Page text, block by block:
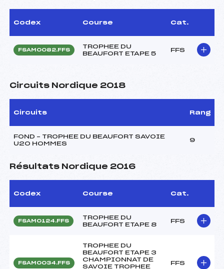
Codex Course Cat.
FSAM0082.FFS
TROPHEE DU
BEAUFORT ETAPE 5
FFS
Circuits Nordique 2018
Circuits Rang
FOND – TROPHEE DU BEAUFORT SAVOIE
U20 HOMMES
9
Résultats Nordique 2016
Codex Course Cat.
FSAM0124.FFS
TROPHEE DU
BEAUFORT ETAPE 8
FFS
FSAM0034.FFS
TROPHEE DU
BEAUFORT ETAPE 3
CHAMPIONNAT DE
SAVOIE TROPHEE
FFS